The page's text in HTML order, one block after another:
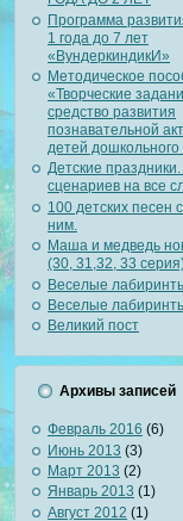
Программа
1 года до 7 лет
«ВундеркиндикИ»
Методическое
«Творческие
средство развития
познавательной
детей дошкольного
Детские
сценариев на все
100 детских песен
ним.
Маша и медведь
(30, 31,32, 33
Веселые
Веселые
Великий пост
Архивы записей
Февраль 2016 (6)
Июнь 2013 (3)
Март 2013 (2)
Январь 2013 (1)
Август 2012 (1)